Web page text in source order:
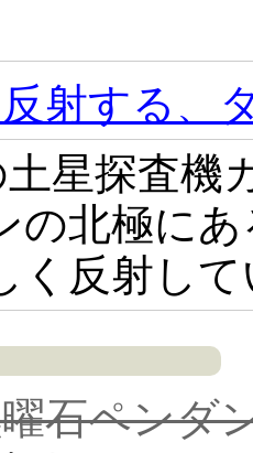
射する、
星探査機
の北極に
く反射し
石ペンダ